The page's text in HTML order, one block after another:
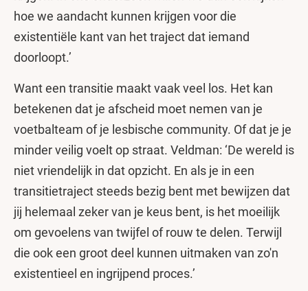
hoe we aandacht kunnen krijgen voor die
existentiële kant van het traject dat iemand
doorloopt.’
Want een transitie maakt vaak veel los. Het kan
betekenen dat je afscheid moet nemen van je
voetbalteam of je lesbische community. Of dat je je
minder veilig voelt op straat. Veldman: ‘De wereld is
niet vriendelijk in dat opzicht. En als je in een
transitietraject steeds bezig bent met bewijzen dat
jij helemaal zeker van je keus bent, is het moeilijk
om gevoelens van twijfel of rouw te delen. Terwijl
die ook een groot deel kunnen uitmaken van zo'n
existentieel en ingrijpend proces.’